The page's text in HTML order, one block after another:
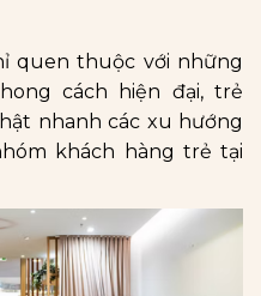
quen thuộc với những
cách hiện đại, trẻ
nhanh các xu hướng
khách hàng trẻ tại